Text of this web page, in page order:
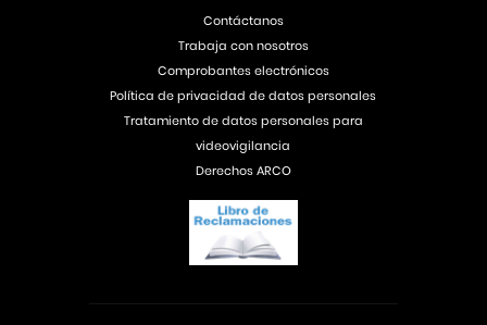
Contáctanos
Trabaja con nosotros
Comprobantes electrónicos
Política de privacidad de datos personales
Tratamiento de datos personales para
videovigilancia
Derechos ARCO